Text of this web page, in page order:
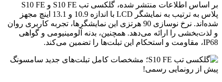
بر اساس اطلاعات منتشر شده، گلکسی تب S10 FE و S10 FE
پلاس به ترتیب به نمایشگر LCD با اندازه 10.9 و 13.1 اینچ مجهز
شده‌اند. نرخ نوسازی 90 هرتزی این نمایشگرها، تجربه کاربری روان
و لذت‌بخشی را ارائه می‌دهد. همچنین، بدنه آلومینیومی و گواهی
IP68، مقاومت و استحکام این تبلت‌ها را تضمین می‌کند.